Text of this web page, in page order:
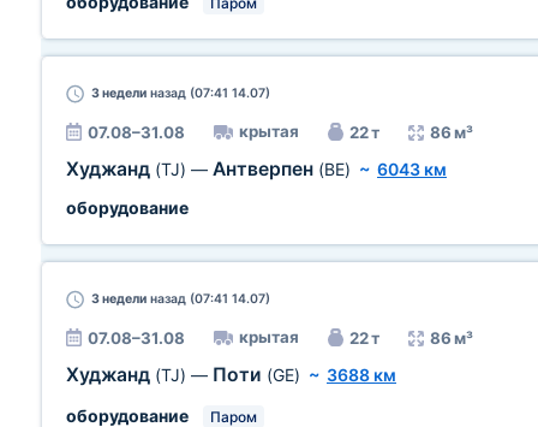
3 недели назад (07:41 14.07)
07.08–31.08 крытая 22 т 86 м³
Худжанд (TJ) — Антверпен (BE) ~ 6043 км
оборудование
3 недели назад (07:41 14.07)
07.08–31.08 крытая 22 т 86 м³
Худжанд (TJ) — Поти (GE) ~ 3688 км
оборудование
Паром